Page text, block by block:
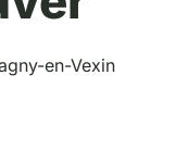
en-Vexin